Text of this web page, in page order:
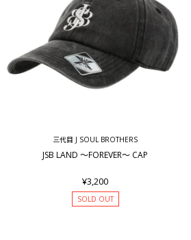
三代目 J SOUL BROTHERS
JSB LAND ～FOREVER～ CAP
¥3,200
SOLD OUT